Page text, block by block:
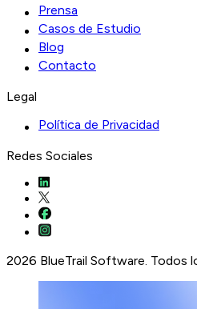
Prensa
Casos de Estudio
Blog
Contacto
Legal
Política de Privacidad
Redes Sociales
2026 BlueTrail Software. Todos